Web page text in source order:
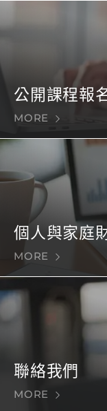
公開課程報
MORE
個人與家庭
MORE
聯絡我們
MORE